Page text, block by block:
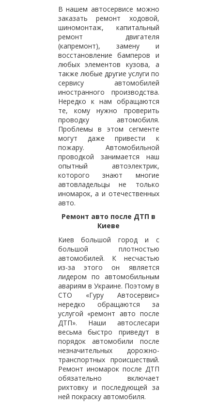
В нашем автосервисе можно
заказать ремонт ходовой,
шиномонтаж, капитальный
ремонт двигателя
(капремонт), замену и
восстановление бамперов и
любых элементов кузова, а
также любые другие услуги по
сервису автомобилей
иностранного производства.
Нередко к нам обращаются
те, кому нужно проверить
проводку автомобиля.
Проблемы в этом сегменте
могут даже привести к
пожару. Автомобильной
проводкой занимается наш
опытный автоэлектрик,
которого знают многие
автовладельцы не только
иномарок, а и отечественных
авто.
Ремонт авто после ДТП в
Киеве
Киев большой город и с
большой плотностью
автомобилей. К несчастью
из-за этого он является
лидером по автомобильным
авариям в Украине. Поэтому в
СТО «Гуру Автосервис»
нередко обращаются за
услугой «ремонт авто после
ДТП». Наши автослесари
весьма быстро приведут в
порядок автомобили после
незначительных дорожно-
транспортных происшествий.
Ремонт иномарок после ДТП
обязательно включает
рихтовку и последующей за
ней покраску автомобиля.